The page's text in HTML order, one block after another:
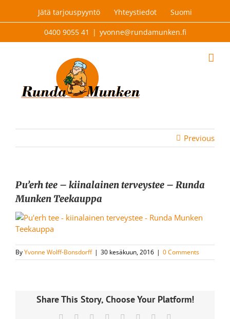
Jätä tarjouspyyntö Yhteystiedot Suomi
0400 9055 41 | yvonne@rundamunken.fi
Previous
Pu’erh tee – kiinalainen terveystee – Runda
Munken Teekauppa
ByYvonne Wolff-Bonsdorff | 30 kesäkuun, 2016 | 0 Comments
Share This Story, Choose Your Platform!